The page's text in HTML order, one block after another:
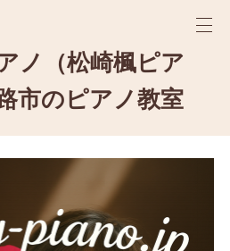
ノ（松崎楓ピア
市のピアノ教室